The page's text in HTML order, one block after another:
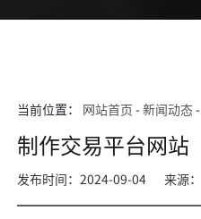
当前位置： 网站首页 -新闻动态-
制作交易平台网站
发布时间：2024-09-04 来源：